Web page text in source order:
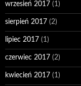
wrzesień 2017 (1)
sierpień 2017 (2)
lipiec 2017 (1)
czerwiec 2017 (2)
kwiecień 2017 (1)